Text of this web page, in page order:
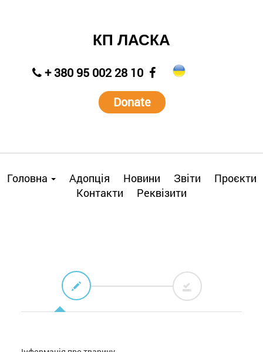
КП ЛАСКА
+ 380 95 002 28 10
Donate
Головна Адопція Новини Звіти
Проєкти
Контакти
Реквізити